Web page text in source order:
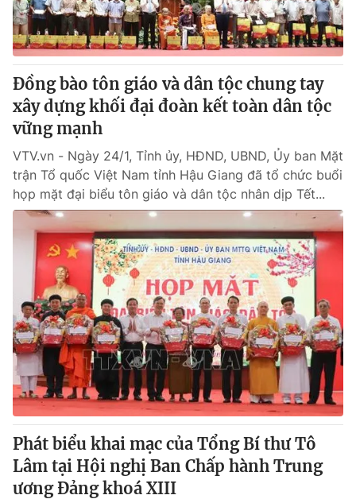
Đồng bào tôn giáo và dân tộc chung tay
xây dựng khối đại đoàn kết toàn dân tộc
vững mạnh
VTV.vn - Ngày 24/1, Tỉnh ủy, HĐND, UBND, Ủy ban Mặt
trận Tổ quốc Việt Nam tỉnh Hậu Giang đã tổ chức buổi
họp mặt đại biểu tôn giáo và dân tộc nhân dịp Tết...
Phát biểu khai mạc của Tổng Bí thư Tô
Lâm tại Hội nghị Ban Chấp hành Trung
ương Đảng khoá XIII